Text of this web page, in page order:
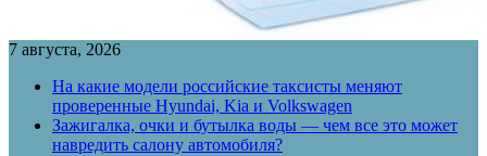
7 августа, 2026
На какие модели российские таксисты меняют
проверенные Hyundai, Kia и Volkswagen
Зажигалка, очки и бутылка воды — чем все это может
навредить салону автомобиля?